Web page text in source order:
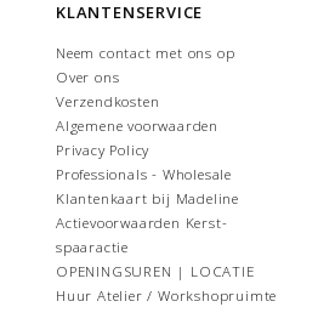
KLANTENSERVICE
Neem contact met ons op
Over ons
Verzendkosten
Algemene voorwaarden
Privacy Policy
Professionals - Wholesale
Klantenkaart bij Madeline
Actievoorwaarden Kerst-
spaaractie
OPENINGSUREN | LOCATIE
Huur Atelier / Workshopruimte